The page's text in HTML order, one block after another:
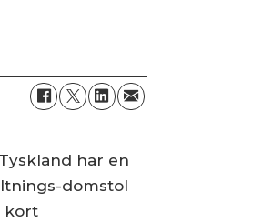
har en
domstol
kort